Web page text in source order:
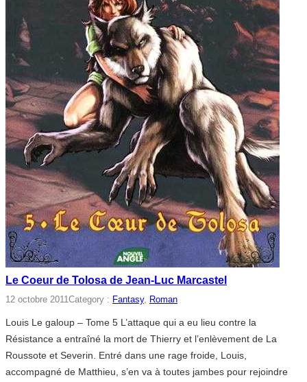
Le Coeur de Tolosa de Jean-Luc Marcastel
12 octobre 2011 Category : Fantasy, Roman
Louis Le galoup – Tome 5 L’attaque qui a eu lieu contre la
Résistance a entraîné la mort de Thierry et l’enlèvement de La
Roussote et Severin. Entré dans une rage froide, Louis,
accompagné de Matthieu, s’en va à toutes jambes pour rejoindre